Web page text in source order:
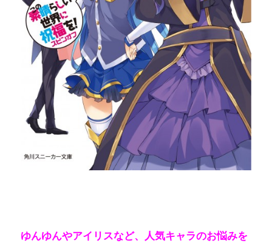
ゆんゆんやアイリスなど、人気キャラのお悩みを